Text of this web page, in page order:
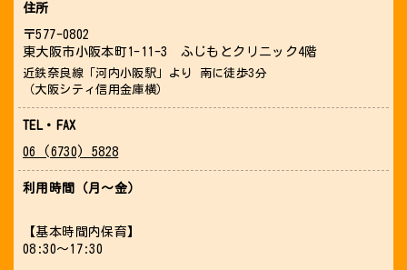
住所
〒577-0802
東大阪市小阪本町1-11-3 ふじもとクリニック4階
近鉄奈良線「河内小阪駅」より 南に徒歩3分
（大阪シティ信用金庫横）
TEL ・ FAX
06 (6730) 5828
利用時間 （月～金）
【基本時間内保育】
08:30～17:30